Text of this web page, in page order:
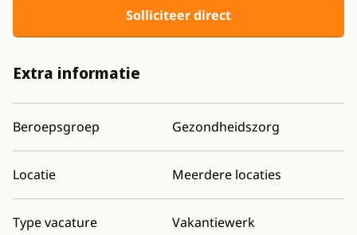
Solliciteer direct
Extra informatie
Beroepsgroep Gezondheidszorg
Locatie Meerdere locaties
Type vacature Vakantiewerk